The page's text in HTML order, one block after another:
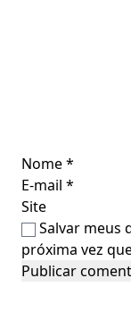
Nome*
E-mail *
Site
Salvar meus
próxima vez